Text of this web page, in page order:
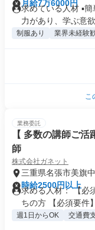
月給7万6000円
求めている人材 ▪
力があり、学ぶ意欲
制服あり 業界未経験
こ
業務委託
【 多数の講師ご
師
株式会社ガネット
三重県名張市美旗
時給2500円以上
求める人材： 【必
ちの方 【必須要件
週1日からOK 交通費